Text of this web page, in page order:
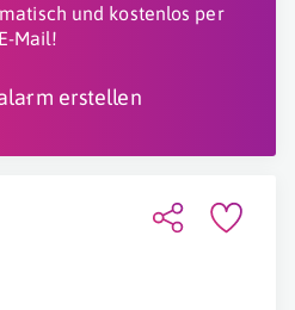
und kostenlos per
E-Mail!
erstellen